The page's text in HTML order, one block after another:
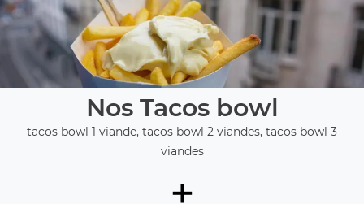
Nos Tacos bowl
tacos bowl 1 viande, tacos bowl 2 viandes, tacos bowl 3
viandes
+